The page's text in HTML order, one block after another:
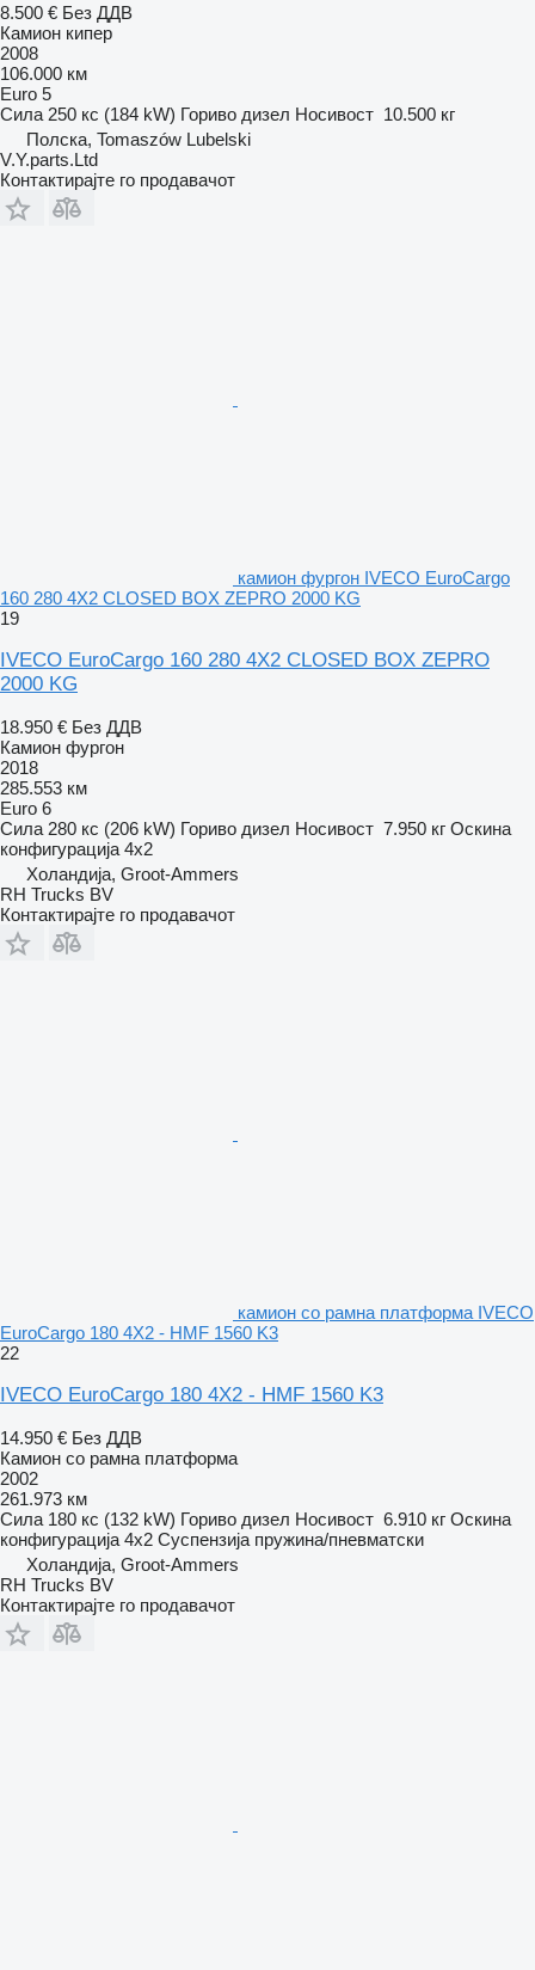
8.500 € Без ДДВ
Камион кипер
2008
106.000 км
Euro 5
Сила 250 кс (184 kW) Гориво дизел Носивост 10.500 кг
Полска, Tomaszów Lubelski
V.Y.parts.Ltd
Контактирајте го продавачот
камион фургон IVECO EuroCargo
160 280 4X2 CLOSED BOX ZEPRO 2000 KG
19
IVECO EuroCargo 160 280 4X2 CLOSED BOX ZEPRO
2000 KG
18.950 € Без ДДВ
Камион фургон
2018
285.553 км
Euro 6
Сила 280 кс (206 kW) Гориво дизел Носивост 7.950 кг Оскина
конфигурација 4x2
Холандија, Groot-Ammers
RH Trucks BV
Контактирајте го продавачот
камион со рамна платформа IVECO
EuroCargo 180 4X2 - HMF 1560 K3
22
IVECO EuroCargo 180 4X2 - HMF 1560 K3
14.950 € Без ДДВ
Камион со рамна платформа
2002
261.973 км
Сила 180 кс (132 kW) Гориво дизел Носивост 6.910 кг Оскина
конфигурација 4x2 Суспензија пружина/пневматски
Холандија, Groot-Ammers
RH Trucks BV
Контактирајте го продавачот